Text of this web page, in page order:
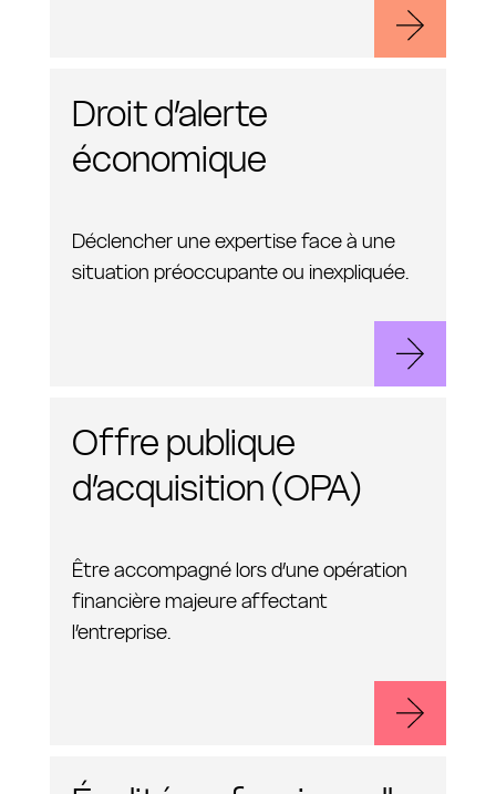
Droit d’alerte
économique
Déclencher une expertise face à une
situation préoccupante ou inexpliquée.
Offre publique
d’acquisition (OPA)
Être accompagné lors d’une opération
financière majeure affectant
l’entreprise.